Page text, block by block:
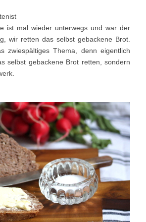
ist mal wieder unterwegs und war der
wir retten das selbst gebackene Brot.
zwiespältiges Thema, denn eigentlich
selbst gebackene Brot retten, sondern